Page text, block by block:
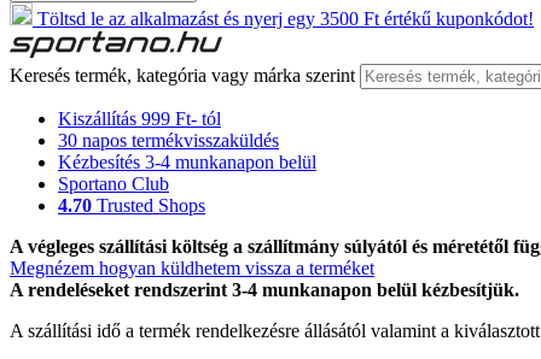
Töltsd le az alkalmazást és nyerj egy 3500 Ft értékű kuponkódot!
Keresés termék, kategória vagy márka szerint
Kiszállítás 999 Ft- tól
30 napos termékvisszaküldés
Kézbesítés 3-4 munkanapon belül
Sportano Club
4.70 Trusted Shops
A végleges szállítási költség a szállítmány súlyától és méretétől
Megnézem hogyan küldhetem vissza a terméket
A rendeléseket rendszerint 3-4 munkanapon belül kézbesítjük.
A szállítási idő a termék rendelkezésre állásától valamint a